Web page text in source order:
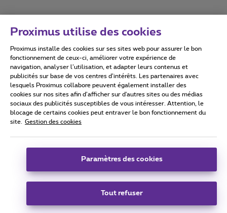
Conditions d'utilisation Accessibility statement
Tous droits réservés. © 2026 Proximus
Conditions générales, info consommateur
Coordonnées de l’entreprise
Boulevard du Roi Albert II 27 - B-1030 Bruxelles.
Proximus utilise des cookies
Proximus installe des cookies sur ses sites web pour assurer le bon
fonctionnement de ceux-ci, améliorer votre expérience de
navigation, analyser l’utilisation, et adapter leurs contenus et
publicités sur base de vos centres d’intérêts. Les partenaires avec
lesquels Proximus collabore peuvent également installer des
cookies sur nos sites afin d’afficher sur d'autres sites ou des médias
sociaux des publicités susceptibles de vous intéresser. Attention, le
blocage de certains cookies peut entraver le bon fonctionnement du
site.
Gestion des cookies
Paramètres des cookies
Tout refuser